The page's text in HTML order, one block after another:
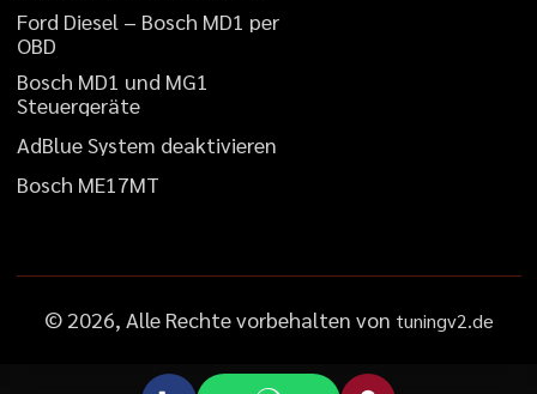
Ford Diesel – Bosch MD1 per
OBD
Bosch MD1 und MG1
Steuergeräte
AdBlueSystem deaktivieren
Bosch ME17MT
© 2026, Alle Rechte vorbehalten von tuningv2.de